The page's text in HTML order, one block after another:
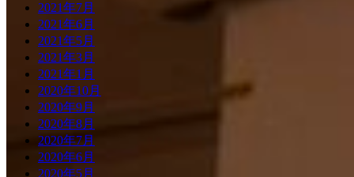
2021年7月
2021年6月
2021年5月
2021年3月
2021年1月
2020年10月
2020年9月
2020年8月
2020年7月
2020年6月
2020年5月